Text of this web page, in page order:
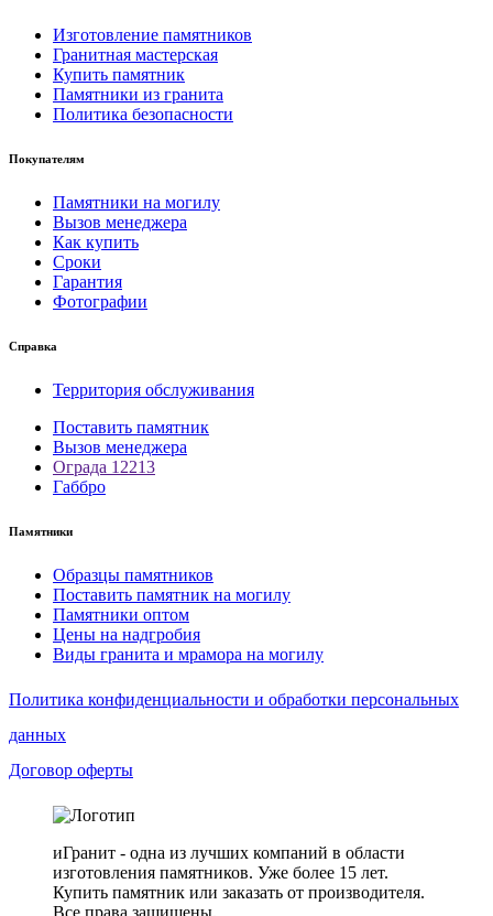
Изготовление памятников
Гранитная мастерская
Купить памятник
Памятники из гранита
Политика безопасности
Покупателям
Памятники на могилу
Вызов менеджера
Как купить
Сроки
Гарантия
Фотографии
Справка
Территория обслуживания
Поставить памятник
Вызов менеджера
Ограда 12213
Габбро
Памятники
Образцы памятников
Поставить памятник на могилу
Памятники оптом
Цены на надгробия
Виды гранита и мрамора на могилу
Политика конфиденциальности и обработки персональных
данных
Договор оферты
иГранит - одна из лучших компаний в области
изготовления памятников. Уже более 15 лет.
Купить памятник или заказать от производителя.
Все права защищены.